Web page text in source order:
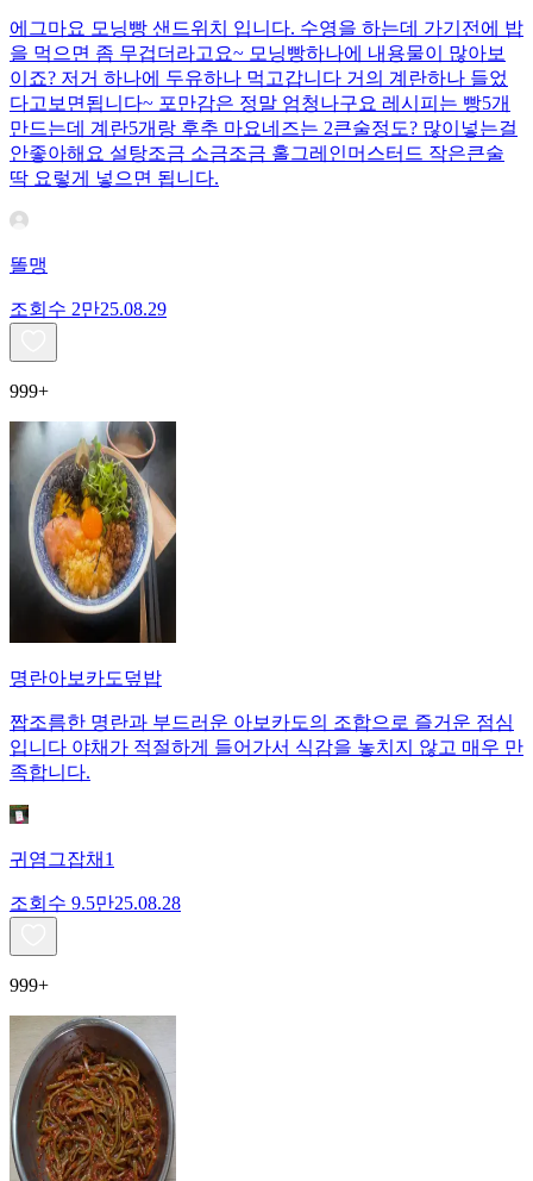
에그마요 모닝빵 샌드위치 입니다. 수영을 하는데 가기전에 밥
을 먹으면 좀 무겁더라고요~ 모닝빵하나에 내용물이 많아보
이죠? 저거 하나에 두유하나 먹고갑니다 거의 계란하나 들었
다고보면됩니다~ 포만감은 정말 엄청나구요 레시피는 빵5개
만드는데 계란5개랑 후추 마요네즈는 2큰술정도? 많이넣는걸
안좋아해요 설탕조금 소금조금 홀그레인머스터드 작은큰술
딱 요렇게 넣으면 됩니다.
똘맹
조회수 2만25.08.29
999+
명란아보카도덮밥
짭조름한 명란과 부드러운 아보카도의 조합으로 즐거운 점심
입니다 야채가 적절하게 들어가서 식감을 놓치지 않고 매우 만
족합니다.
귀염그잡채1
조회수 9.5만25.08.28
999+